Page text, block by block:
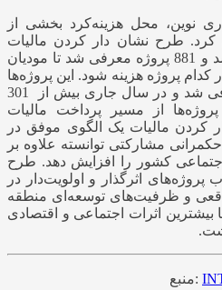
نوین، محل هزینه‌کرد بخشی از
طرح نشان دار کردن مالیات
برای دومین سال پیاپی اجرا شد و 881 پروژه معرفی شد تا مودیان
کدام پروژه هزینه شود. این پروژه‌ها
در همه استان‌های کشور معرفی شد و در سال جاری بیش از 301
از مسیر پرداخت مالیات
کردن مالیات یک الگوی موفق در
مشارکتی توانسته علاوه بر
اجتماعی کشور را افزایش دهد. طرح
پروژه‌‌های اثرگذار و اولویت‌دار در
و ظرفیت‌های توسعه‌ای منطقه
اثرات اجتماعی و اقتصادی
منبع: